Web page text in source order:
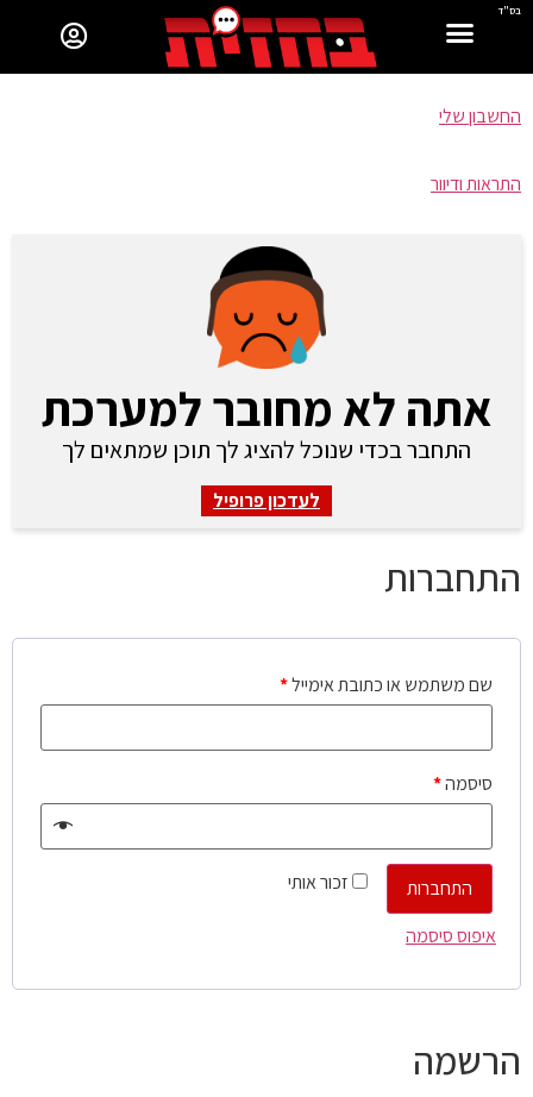
בס"ד
החשבון שלי
התראות ודיוור
אתה לא מחובר למערכת
התחבר בכדי שנוכל להציג לך תוכן שמתאים לך
לעדכון פרופיל
התחברות
שם משתמש או כתובת אימייל*
סיסמה*
זכור אותי
התחברות
איפוס סיסמה
הרשמה